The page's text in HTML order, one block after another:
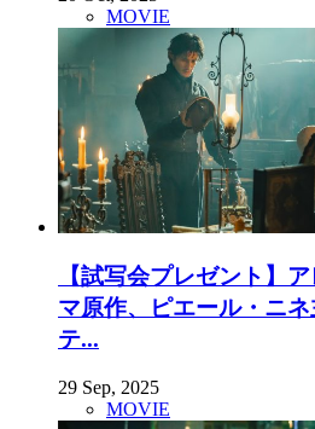
MOVIE
【試写会プレゼント】
マ原作、ピエール・ニ
テ...
29 Sep, 2025
MOVIE